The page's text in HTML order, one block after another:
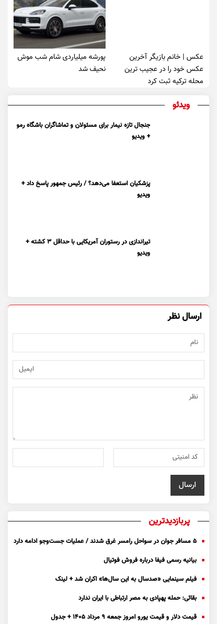
عکس | خانم بازیگر آخرین
عکس خود را در عجیب ترین
محله ترکیه ثبت کرد
پورشه میلیاردی شام شب موش‌
نحیف شد
ویدئو
جنجال تازه نیمار برای مسئولان و تماشاگران باشگاه رمو
+ ویدیو
پزشکیان استعفا می‌دهد؟ / رئیس جمهور پاسخ داد +
ویدیو
تیراندازی در رستوران آمریکایی با حداقل ۳ کشته +
ویدیو
ارسال نظر
پربازدیدترین
۵ مسافر جوان در سواحل رامسر غرق شدند / عملیات جست‌و‌جو ادامه دارد
بیانیه رسمی فیفا درباره فروش فوتیال
فیلم سینمایی «صدسال به این سال‌ها» اکران شد + لینک
بقائی: حمله پهپادی به مصر ارتباطی با ایران ندارد
قیمت دلار و قیمت یورو امروز جمعه ۹ مرداد ۱۴۰۵ + جدول